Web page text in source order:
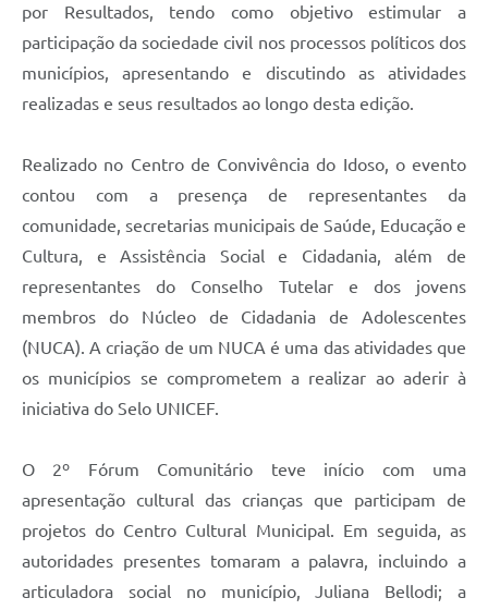
por Resultados, tendo como objetivo estimular a
participação da sociedade civil nos processos políticos dos
municípios, apresentando e discutindo as atividades
realizadas e seus resultados ao longo desta edição.
Realizado no Centro de Convivência do Idoso, o evento
contou com a presença de representantes da
comunidade, secretarias municipais de Saúde, Educação e
Cultura, e Assistência Social e Cidadania, além de
representantes do Conselho Tutelar e dos jovens
membros do Núcleo de Cidadania de Adolescentes
(NUCA). A criação de um NUCA é uma das atividades que
os municípios se comprometem a realizar ao aderir à
iniciativa do Selo UNICEF.
O 2º Fórum Comunitário teve início com uma
apresentação cultural das crianças que participam de
projetos do Centro Cultural Municipal. Em seguida, as
autoridades presentes tomaram a palavra, incluindo a
articuladora social no município, Juliana Bellodi; a